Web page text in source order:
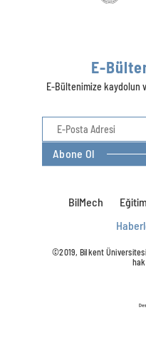
E-
E-Bültenimize kaydolun
Abone Ol
BilMech Eğitim
©2019, Bilkent